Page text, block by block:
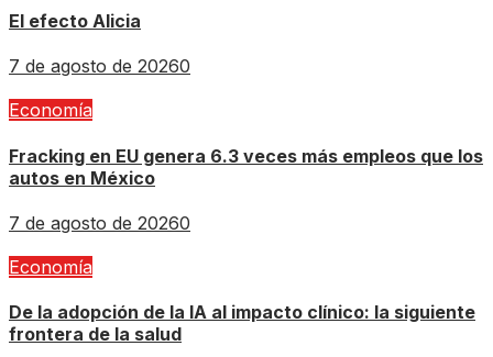
El efecto Alicia
7 de agosto de 20260
Economía
Fracking en EU genera 6.3 veces más empleos que los
autos en México
7 de agosto de 20260
Economía
De la adopción de la IA al impacto clínico: la siguiente
frontera de la salud